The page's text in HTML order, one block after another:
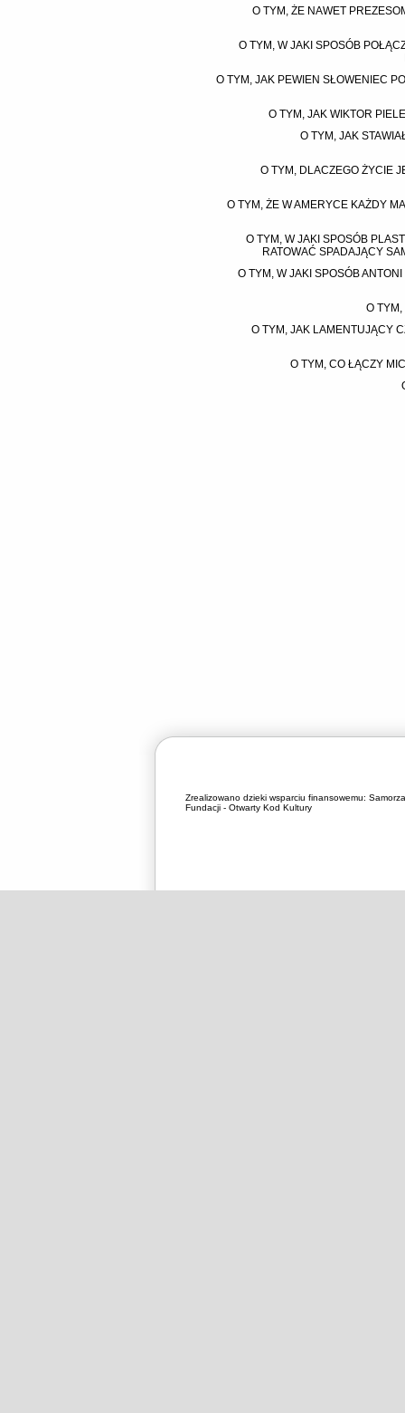
O TYM, ŻE NAWET
O TYM, W JAKI SPOSÓB
O TYM, JAK PEWIEN SŁOWENIEC
O TYM, JAK WIKTOR
O TYM, JAK
O TYM, DLACZEGO ŻYCIE
O TYM, ŻE W AMERYCE KAŻDY
O TYM, W JAKI SPOSÓB
RATOWAĆ SPADAJĄCY
O TYM, W JAKI SPOSÓB
O
O TYM, JAK LAMENTUJĄCY
O TYM, CO ŁĄCZY
Zrealizowano dzieki wsparciu finansowemu:
Fundacji - Otwarty Kod Kultury